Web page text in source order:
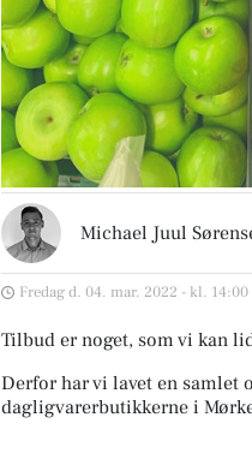
Michael Juul
Fredag d. 04. mar. 2022 - kl. 14:00
Tilbud er noget, som vi kan
Derfor har vi lavet en samlet
dagligvarerbutikkerne i